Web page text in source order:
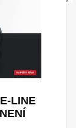
LINE